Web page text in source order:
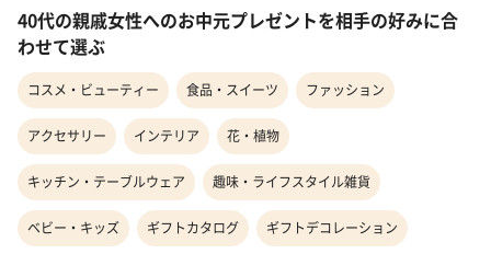
40代の親戚女性へのお中元プレゼントを相手の好みに合
わせて選ぶ
コスメ・ビューティー 食品・スイーツ ファッション
アクセサリー インテリア 花・植物
キッチン・テーブルウェア 趣味・ライフスタイル雑貨
ベビー・キッズ ギフトカタログ ギフトデコレーション